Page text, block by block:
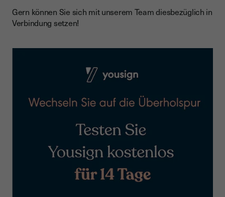
Gern können Sie sich mit unserem Team diesbezüglich in
Verbindung setzen!